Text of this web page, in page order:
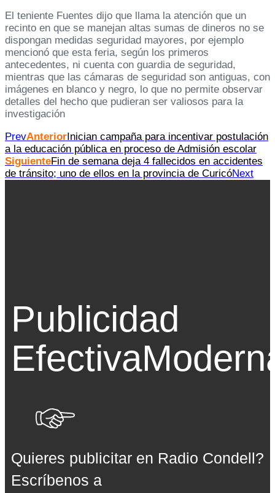
El teniente Fuentes dijo que llama la atención que un
recinto en que se manejan altas sumas de dineros no se
dispongan medidas seguridad mayores, por ejemplo
mencionó que esta feria, según los primeros
antecedentes, ni cuenta con guardia de seguridad,
mientras que las cámaras de seguridad son antiguas, con
imágenes en blanco y negro, lo que no permite observar
detalles del hecho que pudieran ser valiosos para la
investigación
PrevAnteriorInician campaña para incentivar postulación
a la educación pública en proceso de Admisión escolar
SiguienteFin de semana deja 4 fallecidos en accidentes
de tránsito; uno de ellos en la provincia de CuricóNext
Publicidad
Efectiva
Quieres publicitar en Radio Condell?
Escríbenos a